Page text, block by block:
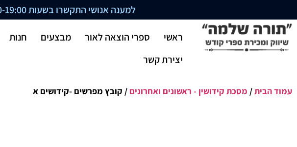
למענה אנושי התקשרו בשעות 09:00-19:00 לטלפון
ראשי ספרי הוצאה לאור מבצעים חנות
יצירת קשר
עמוד הבית/ מסכת קידושין - ראשונים ואחרונים / קובץ מפרשים -קידושים א